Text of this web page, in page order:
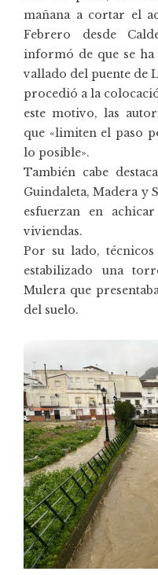
mañana a cortar el
Febrero desde
informó de que se ha
vallado del puente de
procedió a la
este motivo, las
que «limiten el paso
lo posible».
También cabe
Guindaleta, Madera y
esfuerzan en
viviendas.
Por su lado,
estabilizado una
Mulera que
del suelo.